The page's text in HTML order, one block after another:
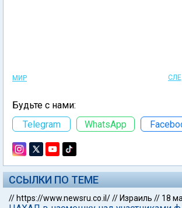
МИР
Будьте с нами:
Telegram
WhatsApp
ССЫЛКИ ПО ТЕМЕ
// https://www.newsru.co.il/// Израиль // 18